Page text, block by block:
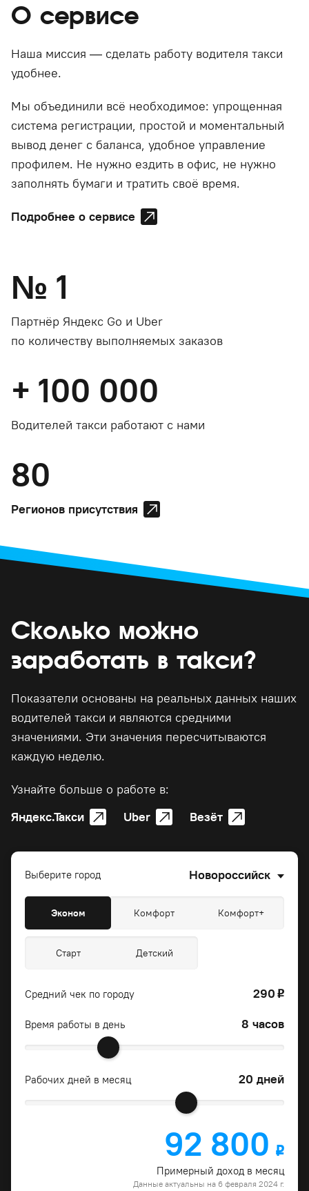
О сервисе
Наша миссия — сделать работу водителя такси
удобнее.
Мы объединили всё необходимое: упрощенная
система регистрации, простой и моментальный
вывод денег с баланса, удобное управление
профилем. Не нужно ездить в офис, не нужно
заполнять бумаги и тратить своё время.
Подробнее о сервисе
№ 1
Партнёр Яндекс Go и Uber
по количеству выполняемых заказов
+ 100 000
Водителей такси работают с нами
80
Регионов присутствия
Сколько можно
заработать в такси?
Показатели основаны на реальных данных наших
водителей такси и являются средними
значениями. Эти значения пересчитываются
каждую неделю.
Узнайте больше о работе в:
Яндекс.Такси
Uber Везёт
Выберите город Новороссийск
Эконом Комфорт Комфорт+
Старт Детский
Средний чек по городу 290 o
Время работы в день 8 часов
Рабочих дней в месяц 20 дней
Примерный доход в месяц
92 800 o
Данные актуальны на 6 февраля 2024 г.